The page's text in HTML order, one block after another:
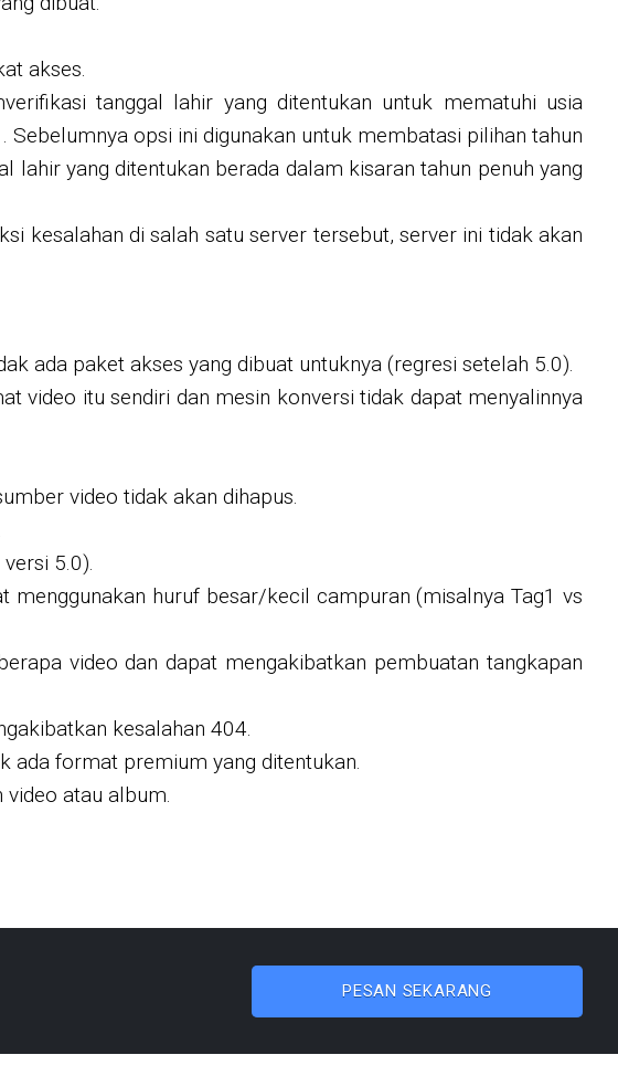
akses.
tanggal lahir yang ditentukan untuk mematuhi usia
opsi ini digunakan untuk membatasi pilihan tahun
yang ditentukan berada dalam kisaran tahun penuh yang
kesalahan di salah satu server tersebut, server ini tidak akan
ada paket akses yang dibuat untuknya (regresi setelah 5.0).
video itu sendiri dan mesin konversi tidak dapat menyalinnya
video tidak akan dihapus.
5.0).
huruf besar/kecil campuran (misalnya Tag1 vs
video dan dapat mengakibatkan pembuatan tangkapan
kesalahan 404.
ada format premium yang ditentukan.
atau album.
PESAN SEKARANG